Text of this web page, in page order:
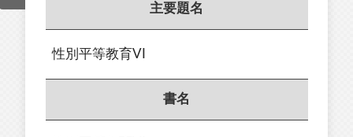
主要題名
性別平等教育VI
書名